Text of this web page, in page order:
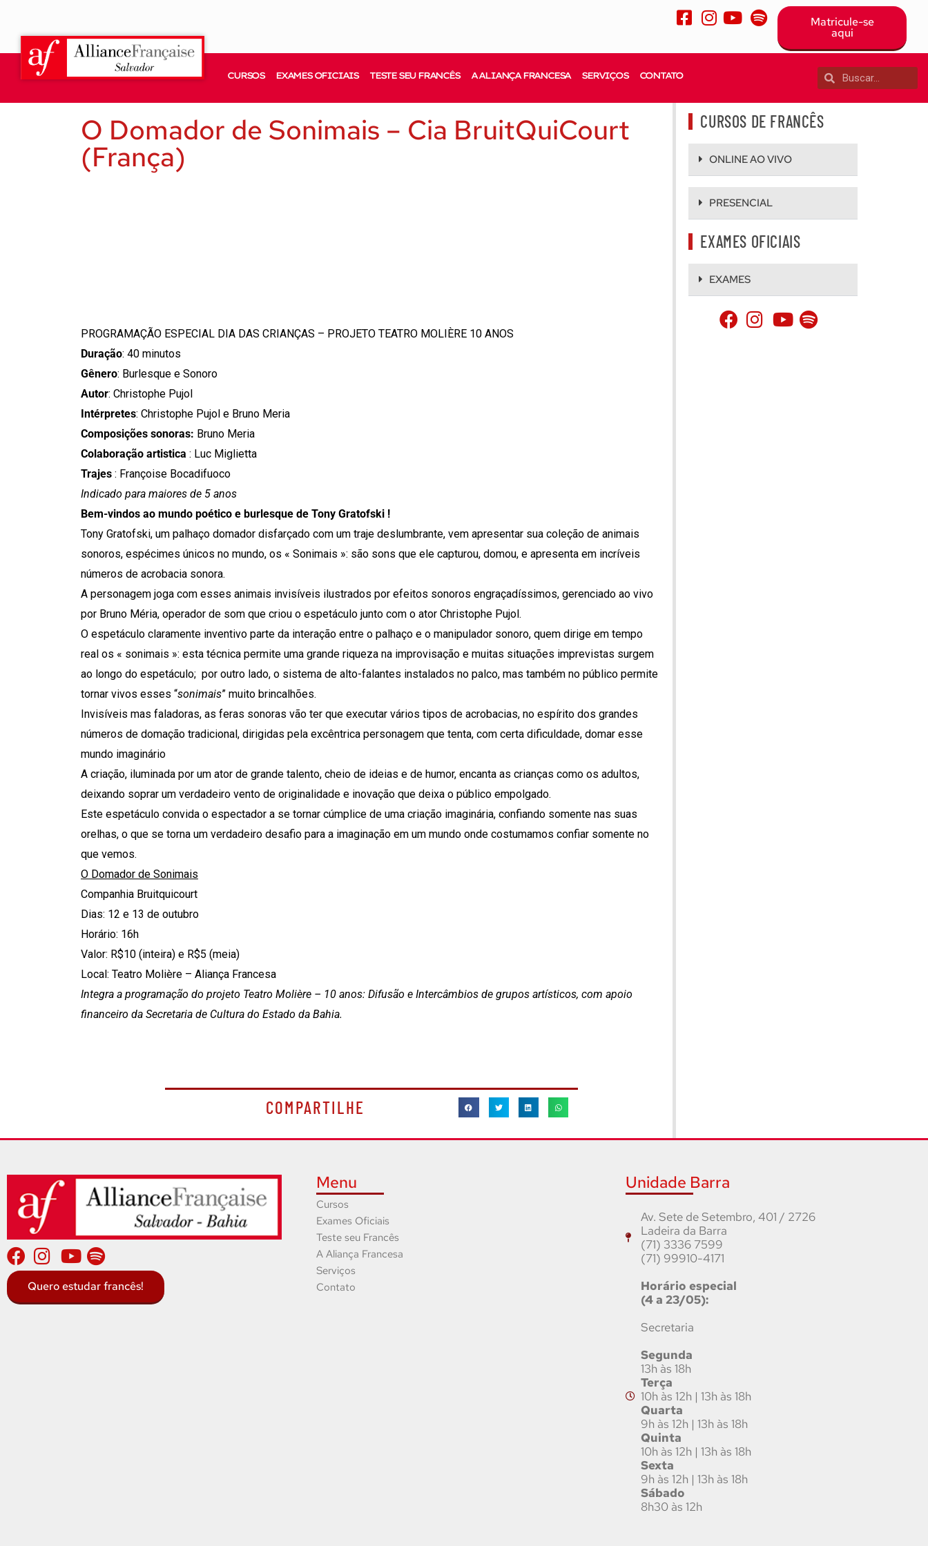
Matricule-se
aqui
CURSOS EXAMES OFICIAIS TESTE SEU FRANCÊS A ALIANÇA FRANCESA SERVIÇOS CONTATO
O Domador de Sonimais – Cia BruitQuiCourt
(França)
PROGRAMAÇÃO ESPECIAL DIA DAS CRIANÇAS – PROJETO TEATRO MOLIÈRE 10 ANOS
Duração: 40 minutos
Gênero: Burlesque e Sonoro
Autor: Christophe Pujol
Intérpretes: Christophe Pujol e Bruno Meria
Composições sonoras: Bruno Meria
Colaboração artistica : Luc Miglietta
Trajes : Françoise Bocadifuoco
Indicado para maiores de 5 anos
Bem-vindos ao mundo poético e burlesque de Tony Gratofski !
Tony Gratofski, um palhaço domador disfarçado com um traje deslumbrante, vem apresentar sua coleção de animais
sonoros, espécimes únicos no mundo, os « Sonimais »: são sons que ele capturou, domou, e apresenta em incríveis
números de acrobacia sonora.
A personagem joga com esses animais invisíveis ilustrados por efeitos sonoros engraçadíssimos, gerenciado ao vivo
por Bruno Méria, operador de som que criou o espetáculo junto com o ator Christophe Pujol.
O espetáculo claramente inventivo parte da interação entre o palhaço e o manipulador sonoro, quem dirige em tempo
real os « sonimais »: esta técnica permite uma grande riqueza na improvisação e muitas situações imprevistas surgem
ao longo do espetáculo; por outro lado, o sistema de alto-falantes instalados no palco, mas também no público permite
tornar vivos esses “sonimais” muito brincalhões.
Invisíveis mas faladoras, as feras sonoras vão ter que executar vários tipos de acrobacias, no espírito dos grandes
números de domação tradicional, dirigidas pela excêntrica personagem que tenta, com certa dificuldade, domar esse
mundo imaginário
A criação, iluminada por um ator de grande talento, cheio de ideias e de humor, encanta as crianças como os adultos,
deixando soprar um verdadeiro vento de originalidade e inovação que deixa o público empolgado.
Este espetáculo convida o espectador a se tornar cúmplice de uma criação imaginária, confiando somente nas suas
orelhas, o que se torna um verdadeiro desafio para a imaginação em um mundo onde costumamos confiar somente no
que vemos.
O Domador de Sonimais
Companhia Bruitquicourt
Dias: 12 e 13 de outubro
Horário: 16h
Valor: R$10 (inteira) e R$5 (meia)
Local: Teatro Molière – Aliança Francesa
Integra a programação do projeto Teatro Molière – 10 anos: Difusão e Intercâmbios de grupos artísticos, com apoio
financeiro da Secretaria de Cultura do Estado da Bahia.
COMPARTILHE
CURSOS DE FRANCÊS
ONLINE AO VIVO
PRESENCIAL
EXAMES OFICIAIS
EXAMES
Quero estudar francês!
Menu
Cursos
Exames Oficiais
Teste seu Francês
A Aliança Francesa
Serviços
Contato
Unidade Barra
Av. Sete de Setembro, 401 / 2726
Ladeira da Barra
(71) 3336 7599
(71) 99910-4171
Horário especial
(4 a 23/05):
Secretaria
Segunda
13h às 18h
Terça
10h às 12h | 13h às 18h
Quarta
9h às 12h | 13h às 18h
Quinta
10h às 12h | 13h às 18h
Sexta
9h às 12h | 13h às 18h
Sábado
8h30 às 12h